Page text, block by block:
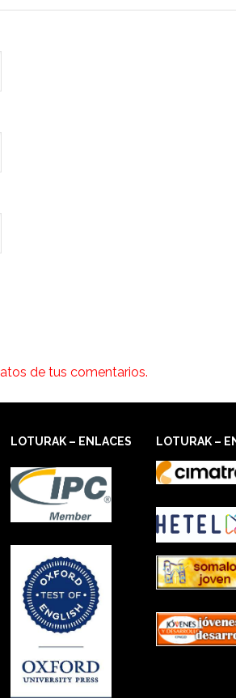
de tus comentarios.
LOTURAK – ENLACES LOTURAK –